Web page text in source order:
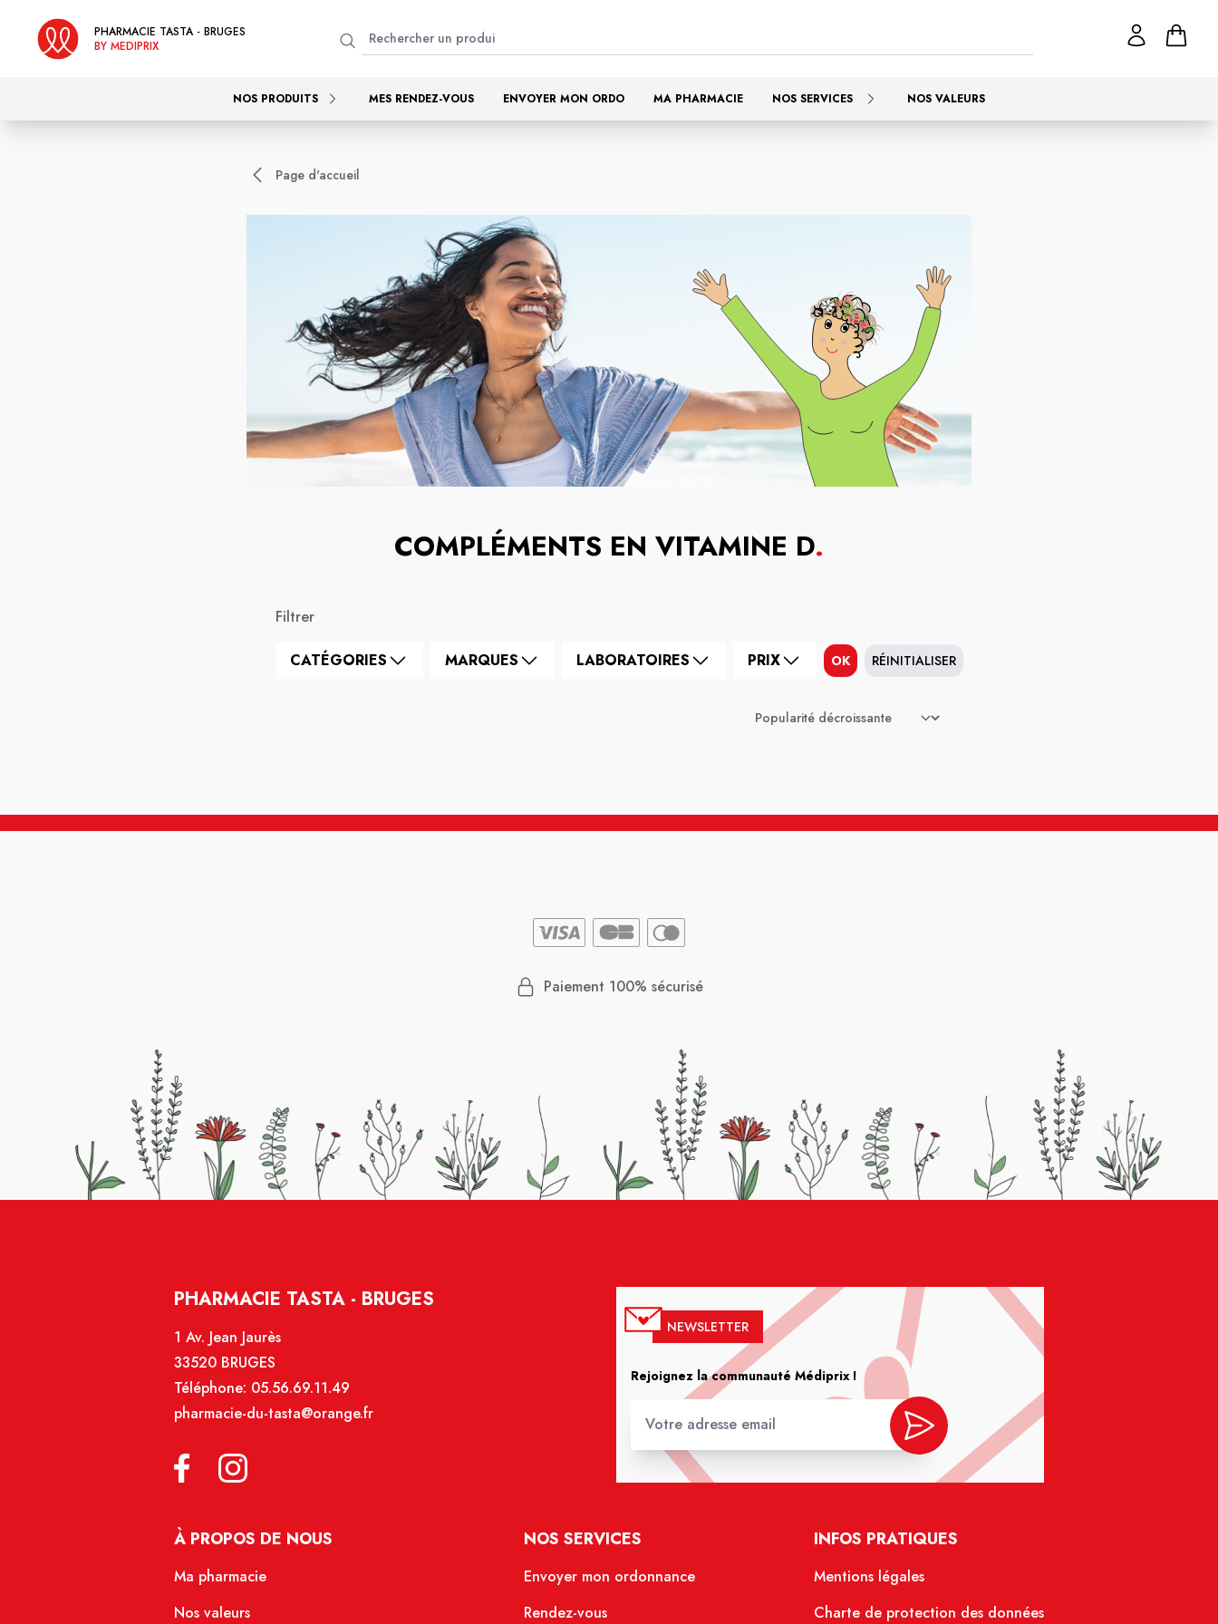
PHARMACIE TASTA - BRUGES
BY MEDIPRIX
NOS PRODUITS MES RENDEZ-VOUS ENVOYER MON ORDO MA PHARMACIE NOS SERVICES NOS VALEURS
Page d'accueil
COMPLÉMENTS EN VITAMINE D.
Filtrer
CATÉGORIES MARQUES LABORATOIRES PRIX OK RÉINITIALISER
Paiement 100% sécurisé
PHARMACIE TASTA - BRUGES
1 Av. Jean Jaurès
33520 BRUGES
Téléphone: 05.56.69.11.49
pharmacie-du-tasta@orange.fr
NEWSLETTER
Rejoignez la communauté Médiprix !
À PROPOS DE NOUS
Ma pharmacie
Nos valeurs
NOS SERVICES
Envoyer mon ordonnance
Rendez-vous
INFOS PRATIQUES
Mentions légales
Charte de protection des données